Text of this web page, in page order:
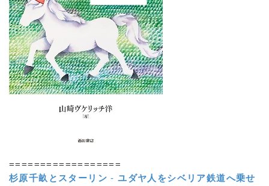
==================
杉原千畝とスターリン -ユダヤ人をシベリア鉄道へ乗せ